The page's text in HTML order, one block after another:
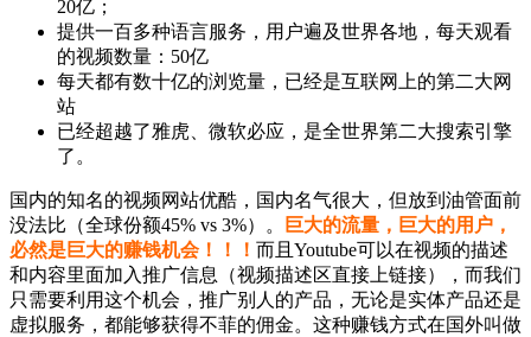
20亿；
提供一百多种语言服务，用户遍及世界各地，每天观看
的视频数量：50亿
每天都有数十亿的浏览量，已经是互联网上的第二大网
站
已经超越了雅虎、微软必应，是全世界第二大搜索引擎
了。
国内的知名的视频网站优酷，国内名气很大，但放到油管面前
没法比（全球份额45% vs 3%）。
巨大的流量，巨大的用户，
必然是巨大的赚钱机会！！！ 而且Youtube可以在视频的描述
和内容里面加入推广信息（视频描述区直接上链接），而我们
只需要利用这个机会，推广别人的产品，无论是实体产品还是
虚拟服务，都能够获得不菲的佣金。这种赚钱方式在国外叫做